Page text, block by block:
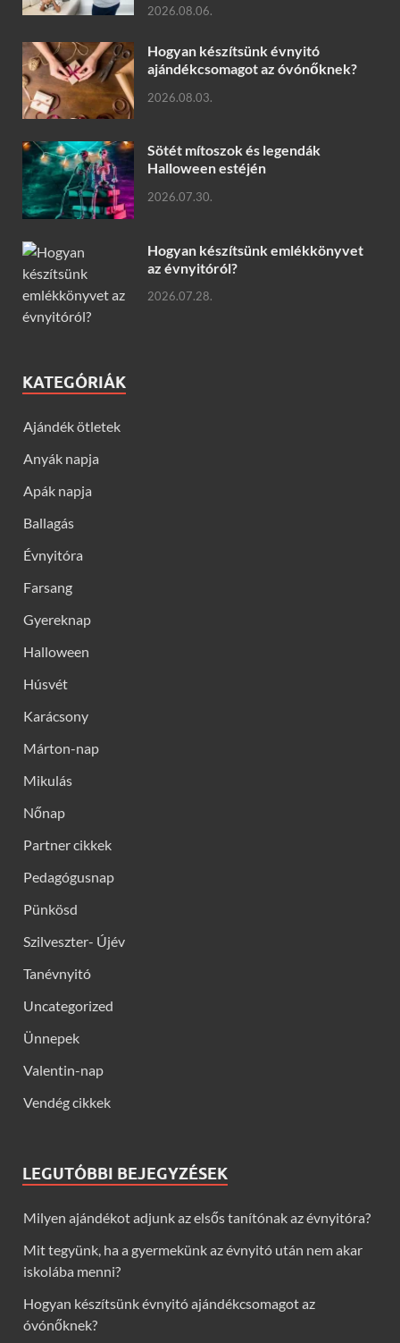
2026.08.06.
Hogyan készítsünk évnyitó
ajándékcsomagot az óvónőknek?
2026.08.03.
Sötét mítoszok és legendák
Halloween estéjén
2026.07.30.
Hogyan készítsünk emlékkönyvet
az évnyitóról?
2026.07.28.
KATEGÓRIÁK
Ajándék ötletek
Anyák napja
Apák napja
Ballagás
Évnyitóra
Farsang
Gyereknap
Halloween
Húsvét
Karácsony
Márton-nap
Mikulás
Nőnap
Partner cikkek
Pedagógusnap
Pünkösd
Szilveszter- Újév
Tanévnyitó
Uncategorized
Ünnepek
Valentin-nap
Vendég cikkek
LEGUTÓBBI BEJEGYZÉSEK
Milyen ajándékot adjunk az elsős tanítónak az évnyitóra?
Mit tegyünk, ha a gyermekünk az évnyitó után nem akar
iskolába menni?
Hogyan készítsünk évnyitó ajándékcsomagot az
óvónőknek?